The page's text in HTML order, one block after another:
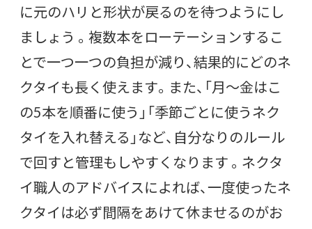
に元のハリと形状が戻るのを待つようにし
ましょう 。複数本をローテーションするこ
とで一つ一つの負担が減り、結果的にどのネ
クタイも長く使えます。また、「月～金はこ
の5本を順番に使う」「季節ごとに使うネク
タイを入れ替える」など、自分なりのルール
で回すと管理もしやすくなります 。ネクタ
イ職人のアドバイスによれば、一度使ったネ
クタイは必ず間隔をあけて休ませるのがお